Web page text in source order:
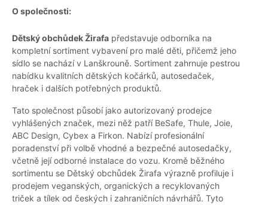
O společnosti:
Dětský obchůdek Žirafa představuje odborníka na
kompletní sortiment vybavení pro malé děti, přičemž jeho
sídlo se nachází v Lanškrouně. Sortiment zahrnuje pestrou
nabídku kvalitních dětských kočárků, autosedaček,
hraček i dalších potřebných produktů.
Tato společnost působí jako autorizovaný prodejce
vyhlášených značek, mezi něž patří BeSafe, Thule, Joie,
ABC Design, Cybex a Firkon. Nabízí profesionální
poradenství při volbě vhodné a bezpečné autosedačky,
včetně její odborné instalace do vozu. Kromě běžného
sortimentu se Dětský obchůdek Žirafa výrazně profiluje i
prodejem veganských, organických a recyklovaných
triček a tílek od českých i zahraničních návrhářů. Tyto